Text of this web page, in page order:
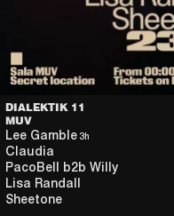
DIALEKTIK 11
MUV
Lee Gamble 3h
Claudia
PacoBell
b2b Willy
Lisa Randall
Sheetone